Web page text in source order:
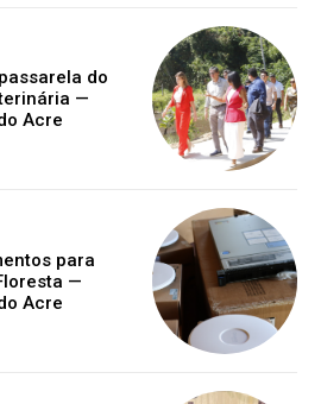
do
—
Acre
para
—
Acre